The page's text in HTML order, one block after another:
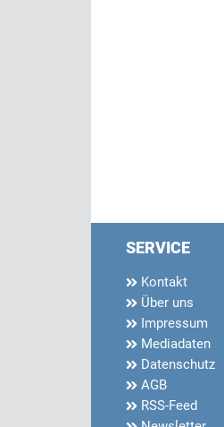
SERVICE
Kontakt
Über uns
Impressum
Mediadaten
Datenschutz
AGB
RSS-Feed